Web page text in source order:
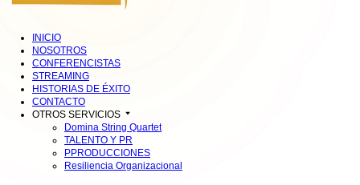
INICIO
NOSOTROS
CONFERENCISTAS
STREAMING
HISTORIAS DE ÉXITO
CONTACTO
OTROS SERVICIOS
Domina String Quartet
TALENTO Y PR
PPRODUCCIONES
Resiliencia Organizacional